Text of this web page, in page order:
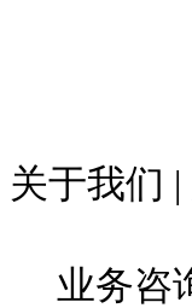
关于我们 |
业务咨